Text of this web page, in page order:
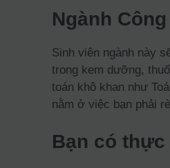
Ngành
Sinh viên ngành này
trong kem dưỡng,
toán khô khan như
nằm ở việc bạn phải
Bạn có